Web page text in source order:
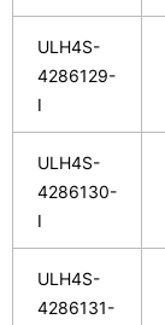
ULH4S-
4286129-
I
ULH4S-
4286130-
I
ULH4S-
4286131-